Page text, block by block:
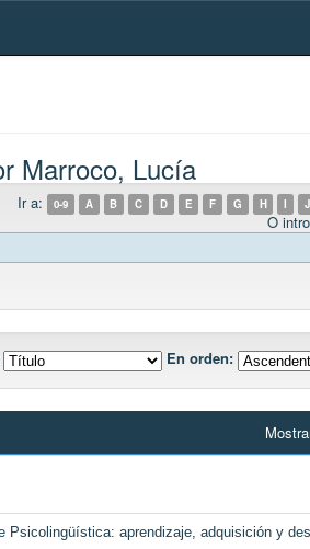
Marroco, Lucía
Ir a: 0-9 A B C D E F G H I J
O
En orden:
Psicolingüística: aprendizaje, adquisición y